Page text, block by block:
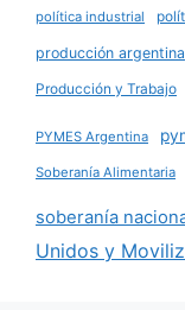
política industrial
producción argentina
Producción y Trabajo
PYMES Argentina
Soberanía Alimentaria
soberanía
Unidos y